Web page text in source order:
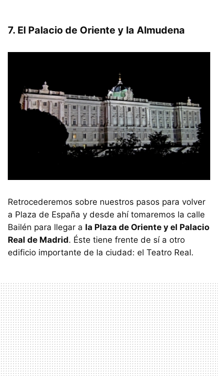
7. El Palacio de Oriente y la Almudena
Retrocederemos sobre nuestros pasos para volver
a Plaza de España y desde ahí tomaremos la calle
Bailén para llegar a la Plaza de Oriente y el Palacio
Real de Madrid. Éste tiene frente de sí a otro
edificio importante de la ciudad: el Teatro Real.